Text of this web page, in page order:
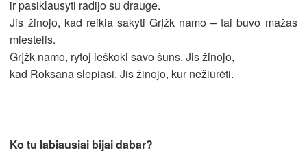
ir pasiklausyti radijo su drauge.
Jis žinojo, kad reikia sakyti Grįžk namo – tai buvo mažas
miestelis.
Grįžk namo, rytoj ieškoki savo šuns. Jis žinojo,
kad Roksana slepiasi. Jis žinojo, kur nežiūrėti.
Ko tu labiausiai bijai dabar?